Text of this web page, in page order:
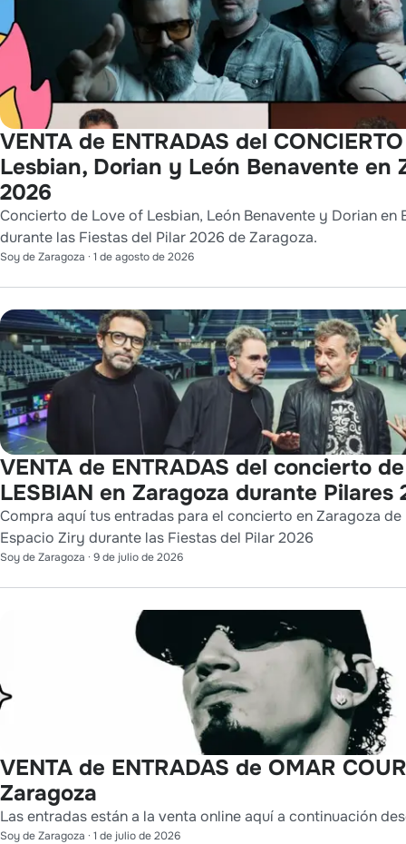
VENTA de ENTRADAS del
Lesbian, Dorian y León Benavente en
2026
Concierto de Love of Lesbian, León Benavente y Dorian en
durante las Fiestas del Pilar 2026 de Zaragoza.
Soy de Zaragoza · 1 de agosto de 2026
VENTA de ENTRADAS del concierto
LESBIAN en Zaragoza durante Pilares
Compra aquí tus entradas para el concierto en Zaragoza
Espacio Ziry durante las Fiestas del Pilar 2026
Soy de Zaragoza · 9 de julio de 2026
VENTA de ENTRADAS de OMAR
Zaragoza
Las entradas están a la venta online aquí a continuación
Soy de Zaragoza · 1 de julio de 2026